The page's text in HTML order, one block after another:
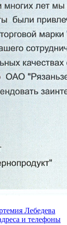
Лебедева
и телефоны